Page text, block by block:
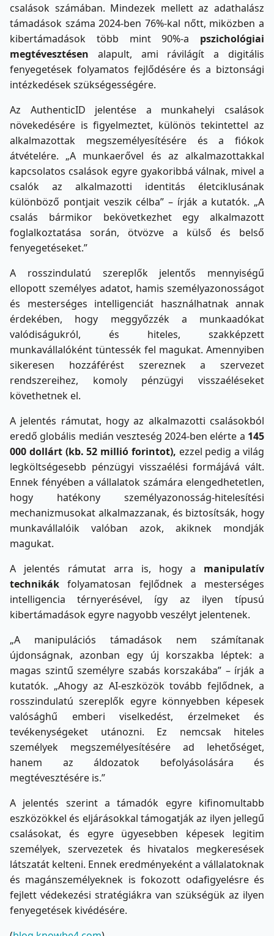
csalások számában. Mindezek mellett az adathalász
támadások száma 2024-ben 76%-kal nőtt, miközben a
kibertámadások több mint 90%-a pszichológiai
megtévesztésen alapult, ami rávilágít a digitális
fenyegetések folyamatos fejlődésére és a biztonsági
intézkedések szükségességére.
Az AuthenticID jelentése a munkahelyi csalások
növekedésére is figyelmeztet, különös tekintettel az
alkalmazottak megszemélyesítésére és a fiókok
átvételére. „A munkaerővel és az alkalmazottakkal
kapcsolatos csalások egyre gyakoribbá válnak, mivel a
csalók az alkalmazotti identitás életciklusának
különböző pontjait veszik célba” – írják a kutatók. „A
csalás bármikor bekövetkezhet egy alkalmazott
foglalkoztatása során, ötvözve a külső és belső
fenyegetéseket.”
A rosszindulatú szereplők jelentős mennyiségű
ellopott személyes adatot, hamis személyazonosságot
és mesterséges intelligenciát használhatnak annak
érdekében, hogy meggyőzzék a munkaadókat
valódiságukról, és hiteles, szakképzett
munkavállalóként tüntessék fel magukat. Amennyiben
sikeresen hozzáférést szereznek a szervezet
rendszereihez, komoly pénzügyi visszaéléseket
követhetnek el.
A jelentés rámutat, hogy az alkalmazotti csalásokból
eredő globális medián veszteség 2024-ben elérte a 145
000 dollárt (kb. 52 millió forintot), ezzel pedig a világ
legköltségesebb pénzügyi visszaélési formájává vált.
Ennek fényében a vállalatok számára elengedhetetlen,
hogy hatékony személyazonosság-hitelesítési
mechanizmusokat alkalmazzanak, és biztosítsák, hogy
munkavállalóik valóban azok, akiknek mondják
magukat.
A jelentés rámutat arra is, hogy a manipulatív
technikák folyamatosan fejlődnek a mesterséges
intelligencia térnyerésével, így az ilyen típusú
kibertámadások egyre nagyobb veszélyt jelentenek.
„A manipulációs támadások nem számítanak
újdonságnak, azonban egy új korszakba léptek: a
magas szintű személyre szabás korszakába” – írják a
kutatók. „Ahogy az AI-eszközök tovább fejlődnek, a
rosszindulatú szereplők egyre könnyebben képesek
valósághű emberi viselkedést, érzelmeket és
tevékenységeket utánozni. Ez nemcsak hiteles
személyek megszemélyesítésére ad lehetőséget,
hanem az áldozatok befolyásolására és
megtévesztésére is.”
A jelentés szerint a támadók egyre kifinomultabb
eszközökkel és eljárásokkal támogatják az ilyen jellegű
csalásokat, és egyre ügyesebben képesek legitim
személyek, szervezetek és hivatalos megkeresések
látszatát kelteni. Ennek eredményeként a vállalatoknak
és magánszemélyeknek is fokozott odafigyelésre és
fejlett védekezési stratégiákra van szükségük az ilyen
fenyegetések kivédésére.